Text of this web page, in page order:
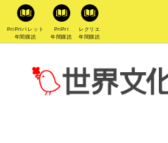
PriPriパレット
年間購読
PriPri
年間購読
レクリエ
年間購読